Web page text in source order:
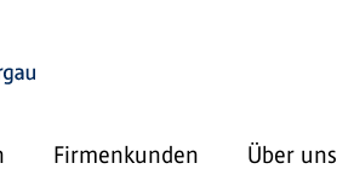
Firmenkunden Über uns